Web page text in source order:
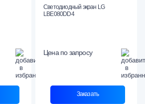
Светодиодный экран LG
LBE080DD4
Цена по запросу
Заказать